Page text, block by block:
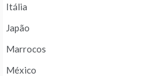
Itália
Japão
Marrocos
México